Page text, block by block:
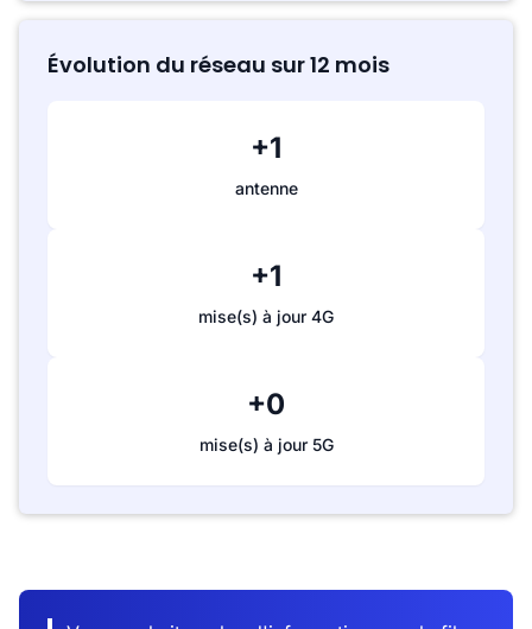
Évolution du réseau sur 12 mois
+1
antenne
+1
mise(s) à jour 4G
+0
mise(s) à jour 5G